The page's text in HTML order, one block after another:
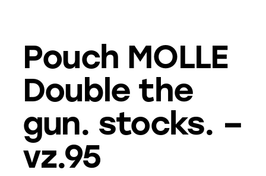
Pouch MOLLE
Double the
gun. stocks. –
vz.95